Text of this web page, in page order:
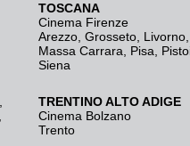
TOSCANA
Cinema Firenze
Arezzo Grosseto Livorno
Massa Carrara
Pisa
Siena
TRENTINO ALTO ADIGE
Cinema Bolzano
Trento